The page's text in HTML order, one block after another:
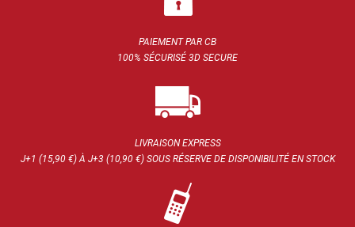
PAIEMENT PAR CB
100% SÉCURISÉ 3D SECURE
LIVRAISON EXPRESS
J+1 (15,90 €) À J+3 (10,90 €) SOUS RÉSERVE DE DISPONIBILITÉ EN STOCK